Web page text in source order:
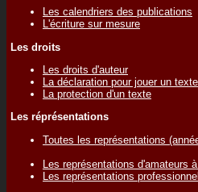
Les calendriers des publications
L'écriture sur mesure
Les droits
Les droits d'auteur
La déclaration pour jouer un texte
La protection d'un texte
Les réprésentations
Toutes les représentations
Les représentations d'amateurs
Les représentations